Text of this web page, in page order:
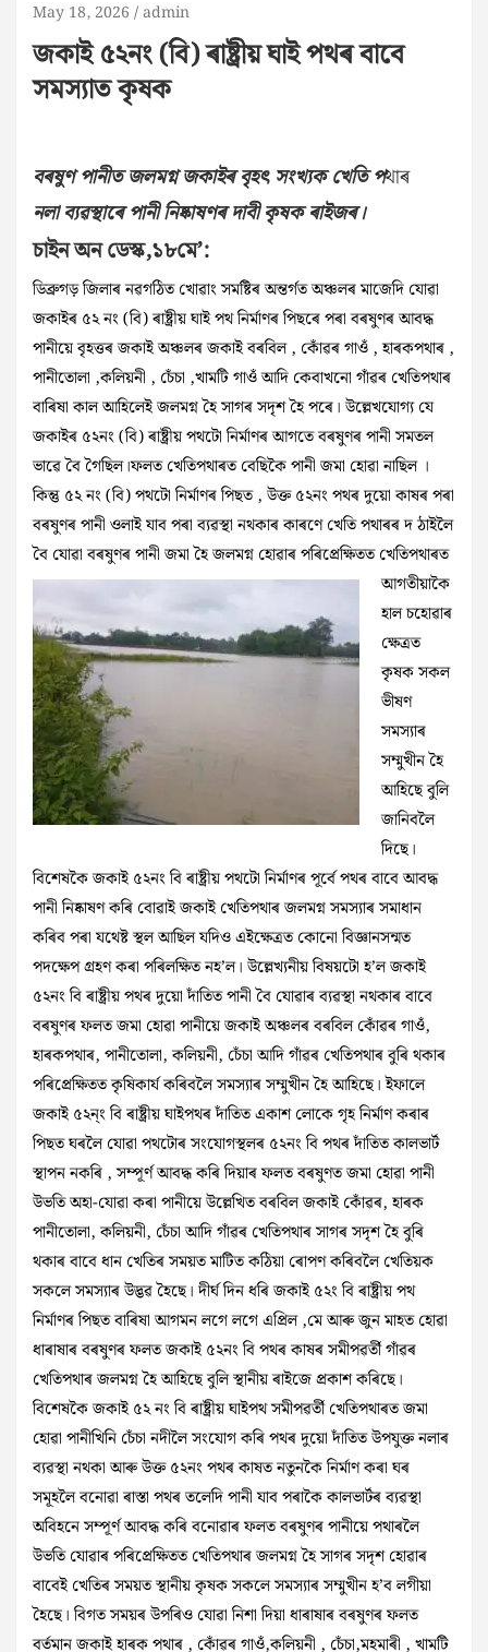
May 18, 2026 admin
জকাই ৫২নং (বি) ৰাষ্ট্ৰীয় ঘাই পথৰ বাবে
সমস্যাত কৃষক
বৰষুণ পানীত জলমগ্ন জকাইৰ বৃহৎ সংখ্যক খেতি পথাৰ
নলা ব্যৱস্থাৰে পানী নিষ্কাষণৰ দাবী কৃষক ৰাইজৰ।
চাইন অন ডেস্ক,১৮মে’:
ডিব্ৰুগড় জিলাৰ নৱগঠিত খোৱাং সমষ্টিৰ অন্তৰ্গত অঞ্চলৰ মাজেদি যোৱা
জকাইৰ ৫২ নং (বি) ৰাষ্ট্ৰীয় ঘাই পথ নিৰ্মাণৰ পিছৰে পৰা বৰষুণৰ আবদ্ধ
পানীয়ে বৃহত্তৰ জকাই অঞ্চলৰ জকাই বৰবিল , কোঁৱৰ গাওঁ , হাৰকপথাৰ ,
পানীতোলা ,কলিয়নী , চেঁচা ,খামটি গাওঁ আদি কেবাখনো গাঁৱৰ খেতিপথাৰ
বাৰিষা কাল আহিলেই জলমগ্ন হৈ সাগৰ সদৃশ হৈ পৰে। উল্লেখযোগ্য যে
জকাইৰ ৫২নং (বি) ৰাষ্ট্ৰীয় পথটো নিৰ্মাণৰ আগতে বৰষুণৰ পানী সমতল
ভাৱে বৈ গৈছিল।ফলত খেতিপথাৰত বেছিকৈ পানী জমা হোৱা নাছিল ।
কিন্তু ৫২ নং (বি) পথটো নিৰ্মাণৰ পিছত , উক্ত ৫২নং পথৰ দুয়ো কাষৰ পৰা
বৰষুণৰ পানী ওলাই যাব পৰা ব্যৱস্থা নথকাৰ কাৰণে খেতি পথাৰৰ দ ঠাইলৈ
বৈ যোৱা বৰষুণৰ পানী জমা হৈজলমগ্ন হোৱাৰ পৰিপ্ৰেক্ষিতত খেতিপথাৰত
আগতীয়াকৈ
হাল চহোৱাৰ
ক্ষেত্ৰত
কৃষক সকল
ভীষণ
সমস্যাৰ
সম্মুখীন হৈ
আহিছে বুলি
জানিবলৈ
দিছে।
বিশেষকৈ জকাই ৫২নং বি ৰাষ্ট্ৰীয় পথটো নিৰ্মাণৰ পূৰ্বে পথৰ বাবে আবদ্ধ
পানী নিষ্কাষণ কৰি বোৱাই জকাই খেতিপথাৰ জলমগ্ন সমস্যাৰ সমাধান
কৰিব পৰা যথেষ্ট স্থল আছিল যদিও এইক্ষেত্ৰত কোনো বিজ্ঞানসন্মত
পদক্ষেপ গ্ৰহণ কৰা পৰিলক্ষিত নহ’ল। উল্লেখ্যনীয় বিষয়টো হ’ল জকাই
৫২নং বি ৰাষ্ট্ৰীয় পথৰ দুয়ো দাঁতিত পানী বৈ যোৱাৰ ব্যৱস্থা নথকাৰ বাবে
বৰষুণৰ ফলত জমা হোৱা পানীয়ে জকাই অঞ্চলৰ বৰবিল কোঁৱৰ গাওঁ,
হাৰকপথাৰ, পানীতোলা, কলিয়নী, চেঁচা আদি গাঁৱৰ খেতিপথাৰ বুৰি থকাৰ
পৰিপ্ৰেক্ষিতত কৃষিকাৰ্য কৰিবলৈ সমস্যাৰ সম্মুখীন হৈ আহিছে। ইফালে
জকাই ৫২ন্ং বি ৰাষ্ট্ৰীয় ঘাইপথৰ দাঁতিত একাশ লোকে গৃহ নিৰ্মাণ কৰাৰ
পিছত ঘৰলৈ যোৱা পথটোৰ সংযোগস্থলৰ ৫২নং বি পথৰ দাঁতিত কালভাৰ্ট
স্থাপন নকৰি , সম্পূৰ্ণ আবদ্ধ কৰি দিয়াৰ ফলত বৰষুণত জমা হোৱা পানী
উভতি অহা-যোৱা কৰা পানীয়ে উল্লেখিত বৰবিল জকাই কোঁৱৰ, হাৰক
পানীতোলা, কলিয়নী, চেঁচা আদি গাঁৱৰ খেতিপথাৰ সাগৰ সদৃশ হৈ বুৰি
থকাৰ বাবে ধান খেতিৰ সময়ত মাটিত কঠিয়া ৰোপণ কৰিবলৈ খেতিয়ক
সকলে সমস্যাৰ উদ্ভৱ হৈছে। দীৰ্ঘ দিন ধৰি জকাই ৫২ং বি ৰাষ্ট্ৰীয় পথ
নিৰ্মাণৰ পিছত বাৰিষা আগমন লগে লগে এপ্ৰিল ,মে আৰু জুন মাহত হোৱা
ধাৰাষাৰ বৰষুণৰ ফলত জকাই ৫২নং বি পথৰ কাষৰ সমীপৱৰ্তী গাঁৱৰ
খেতিপথাৰ জলমগ্ন হৈ আহিছে বুলি স্থানীয় ৰাইজে প্ৰকাশ কৰিছে।
বিশেষকৈ জকাই ৫২ নং বি ৰাষ্ট্ৰীয় ঘাইপথ সমীপৱৰ্তী খেতিপথাৰত জমা
হোৱা পানীখিনি চেঁচা নদীলৈ সংযোগ কৰি পথৰ দুয়ো দাঁতিত উপযুক্ত নলাৰ
ব্যৱস্থা নথকা আৰু উক্ত ৫২নং পথৰ কাষত নতুনকৈ নিৰ্মাণ কৰা ঘৰ
সমূহলৈ বনোৱা ৰাস্তা পথৰ তলেদি পানী যাব পৰাকৈ কালভাৰ্টৰ ব্যৱস্থা
অবিহনে সম্পূৰ্ণ আবদ্ধ কৰি বনোৱাৰ ফলত বৰষুণৰ পানীয়ে পথাৰলৈ
উভতি যোৱাৰ পৰিপ্ৰেক্ষিতত খেতিপথাৰ জলমগ্ন হৈ সাগৰ সদৃশ হোৱাৰ
বাবেই খেতিৰ সময়ত স্থানীয় কৃষক সকলে সমস্যাৰ সম্মুখীন হ’ব লগীয়া
হৈছে। বিগত সময়ৰ উপৰিও যোৱা নিশা দিয়া ধাৰাষাৰ বৰষুণৰ ফলত
বৰ্তমান জকাই হাৰক পথাৰ , কোঁৱৰ গাওঁ,কলিয়নী , চেঁচা,মহমাৰী , খামটি